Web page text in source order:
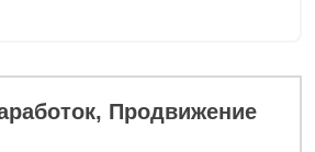
Продвижение